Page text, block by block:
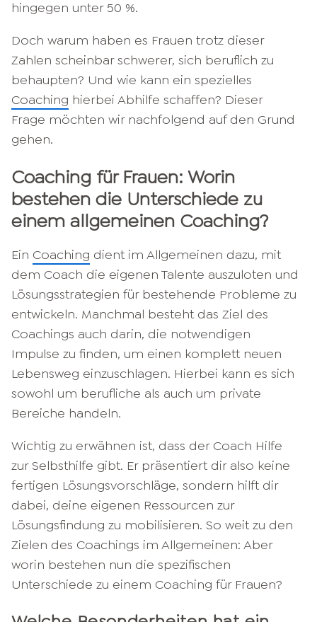
hingegen unter 50 %.
Doch warum haben es Frauen trotz dieser
Zahlen scheinbar schwerer, sich beruflich zu
behaupten? Und wie kann ein spezielles
Coaching hierbei Abhilfe schaffen? Dieser
Frage möchten wir nachfolgend auf den Grund
gehen.
Coaching für Frauen: Worin
bestehen die Unterschiede zu
einem allgemeinen Coaching?
Ein Coaching dient im Allgemeinen dazu, mit
dem Coach die eigenen Talente auszuloten und
Lösungsstrategien für bestehende Probleme zu
entwickeln. Manchmal besteht das Ziel des
Coachings auch darin, die notwendigen
Impulse zu finden, um einen komplett neuen
Lebensweg einzuschlagen. Hierbei kann es sich
sowohl um berufliche als auch um private
Bereiche handeln.
Wichtig zu erwähnen ist, dass der Coach Hilfe
zur Selbsthilfe gibt. Er präsentiert dir also keine
fertigen Lösungsvorschläge, sondern hilft dir
dabei, deine eigenen Ressourcen zur
Lösungsfindung zu mobilisieren. So weit zu den
Zielen des Coachings im Allgemeinen: Aber
worin bestehen nun die spezifischen
Unterschiede zu einem Coaching für Frauen?